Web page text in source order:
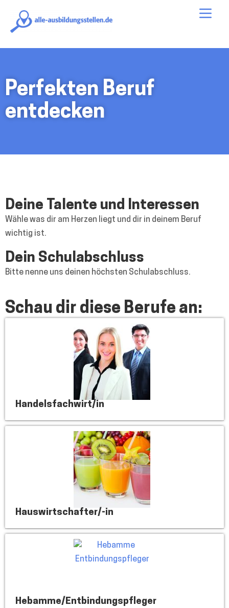
Perfekten Beruf
entdecken
Deine Talente und Interessen
Wähle was dir am Herzen liegt und dir in deinem Beruf
wichtig ist.
Dein Schulabschluss
Bitte nenne uns deinen höchsten Schulabschluss.
Schau dir diese Berufe an:
Handelsfachwirt/in
Hauswirtschafter/-in
Hebamme/Entbindungspfleger